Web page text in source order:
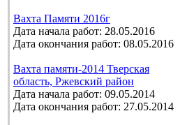
Вахта Памяти 2016г
Дата начала работ: 28.05.2016
Дата окончания работ: 08.05.2016
Вахта памяти-2014 Тверская
область, Ржевский район
Дата начала работ: 09.05.2014
Дата окончания работ: 27.05.2014